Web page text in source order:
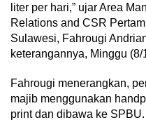
liter per hari,” ujar Area
Relations and CSR
Sulawesi, Fahrougi
keterangannya, Minggu (8/
Fahrougi menerangkan,
majib menggunakan
print dan dibawa ke SPBU.